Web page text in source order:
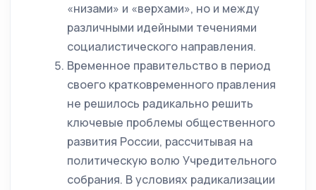
«низами» и «верхами», но и между
различными идейными течениями
социалистического направления.
Временное правительство в период
своего кратковременного правления
не решилось радикально решить
ключевые проблемы общественного
развития России, рассчитывая на
политическую волю Учредительного
собрания. В условиях радикализации